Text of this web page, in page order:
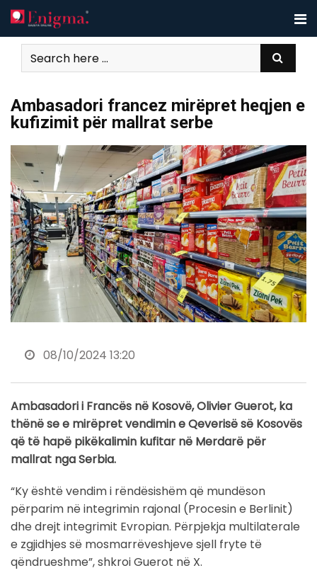
Skip
to
content
Ambasadori francez mirëpret heqjen e
kufizimit për mallrat serbe
08/10/2024 13:20
Ambasadori i Francës në Kosovë, Olivier Guerot, ka
thënë se e mirëpret vendimin e Qeverisë së Kosovës
që të hapë pikëkalimin kufitar në Merdarë për
mallrat nga Serbia.
“Ky është vendim i rëndësishëm që mundëson
përparim në integrimin rajonal (Procesin e Berlinit)
dhe drejt integrimit Evropian. Përpjekja multilaterale
e zgjidhjes së mosmarrëveshjeve sjell fryte të
qëndrueshme”, shkroi Guerot në X.